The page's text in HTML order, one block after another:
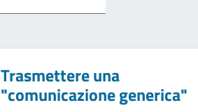
Trasmettere una
"comunicazione generica"